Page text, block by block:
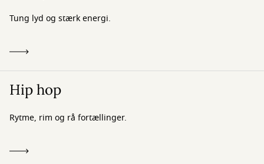
Tung lyd og stærk energi.
Hip hop
Rytme, rim og rå fortællinger.